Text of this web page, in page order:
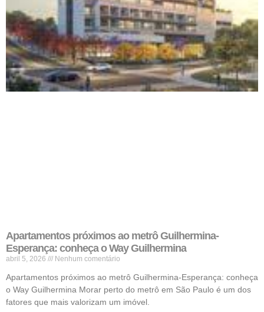
Apartamentos próximos ao metrô Guilhermina-
Esperança: conheça o Way Guilhermina
abril 5, 2026 Nenhum comentário
Apartamentos próximos ao metrô Guilhermina-Esperança: conheça
o Way Guilhermina Morar perto do metrô em São Paulo é um dos
fatores que mais valorizam um imóvel.